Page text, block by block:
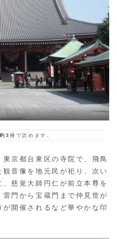
約3分 で読めます。
京都台東区の寺院で、飛鳥
音像を地元民が祀り、次い
慈覚大師円仁が前立本尊を
門から宝蔵門まで仲見世が
開催されるなど華やかな印